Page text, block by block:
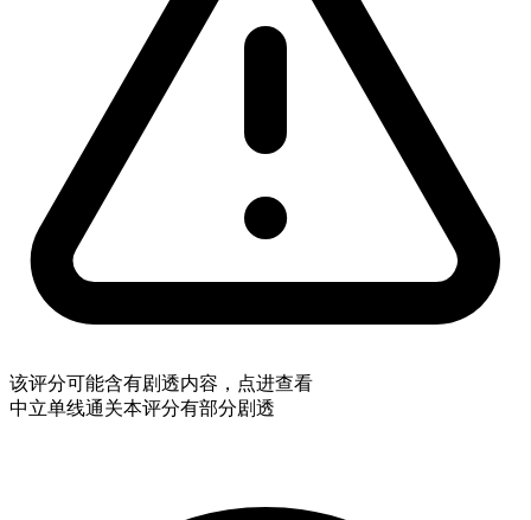
该评分可能含有剧透内容，点进查看
中立单线通关本评分有部分剧透